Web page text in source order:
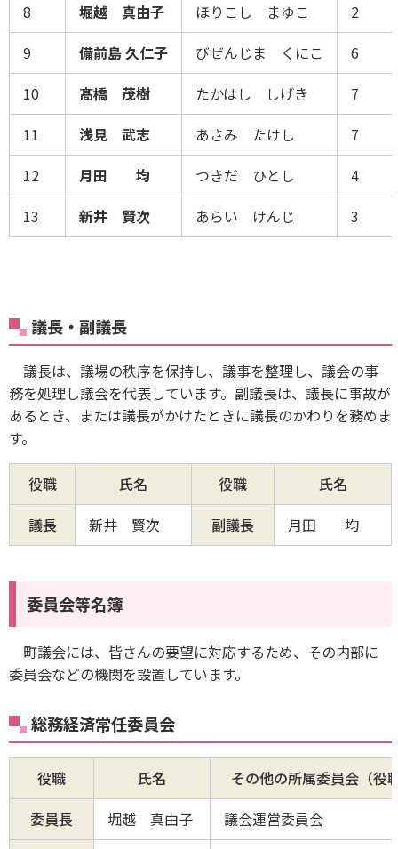
8
堀越 真由子 ほりこし まゆこ
2
9
備前島 久仁子 びぜんじま くにこ
6
10
髙橋 茂樹 たかはし しげき
7
11
浅見 武志 あさみ たけし
7
12
月田 均 つきだ ひとし
4
13
新井 賢次 あらい けんじ 3
議長・副議長
議長は、議場の秩序を保持し、議事を整理し、議会の事
務を処理し議会を代表しています。副議長は、議長に事故が
あるとき、または議長がかけたときに議長のかわりを務めま
す。
役職 氏名 役職
氏名
議長
新井 賢次 副議長 月田 均
委員会等名簿
町議会には、皆さんの要望に対応するため、その内部に
委員会などの機関を設置しています。
総務経済常任委員会
役職 氏名
その他の所属委員会（役
委員長
堀越 真由子
議会運営委員会